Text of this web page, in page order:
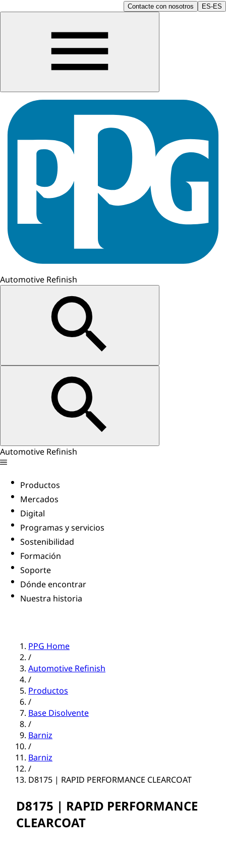
Contacte con nosotros ES-ES
Automotive Refinish
Automotive Refinish
Productos
Mercados
Digital
Programas y servicios
Sostenibilidad
Formación
Soporte
Dónde encontrar
Nuestra historia
PPG Home
/
Automotive Refinish
/
Productos
/
Base Disolvente
/
Barniz
/
Barniz
/
D8175 | RAPID PERFORMANCE CLEARCOAT
D8175 | RAPID PERFORMANCE
CLEARCOAT